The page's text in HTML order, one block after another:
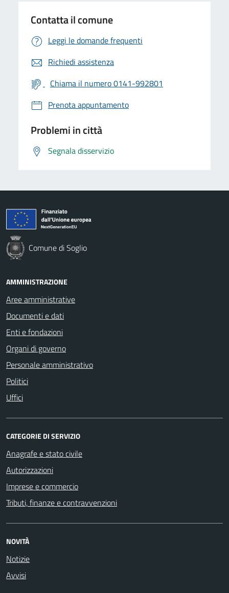
Contatta il comune
Leggi le domande frequenti
Richiedi assistenza
Chiama il numero 0141-992801
Prenota appuntamento
Problemi in città
Segnala disservizio
Comune di Soglio
AMMINISTRAZIONE
Aree amministrative
Documenti e dati
Enti e fondazioni
Organi di governo
Personale amministrativo
Politici
Uffici
CATEGORIE DI SERVIZIO
Anagrafe e stato civile
Autorizzazioni
Imprese e commercio
Tributi, finanze e contravvenzioni
NOVITÀ
Notizie
Avvisi